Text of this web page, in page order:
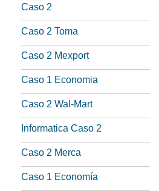
Caso 2
Caso 2 Toma
Caso 2 Mexport
Caso 1 Economia
Caso 2 Wal-Mart
Informatica Caso 2
Caso 2 Merca
Caso 1 Economía